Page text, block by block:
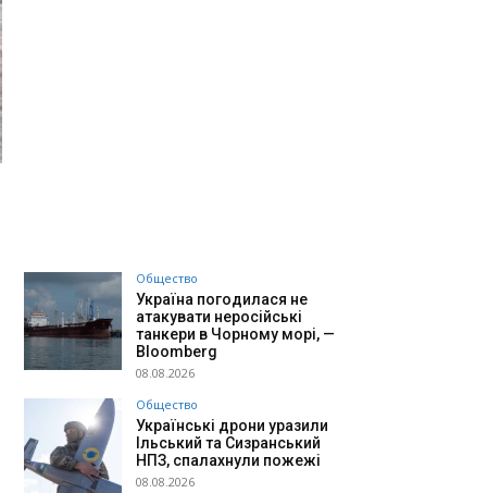
Общество
Україна погодилася не
атакувати неросійські
танкери в Чорному морі, —
Bloomberg
08.08.2026
Общество
Українські дрони уразили
Ільський та Сизранський
НПЗ, спалахнули пожежі
08.08.2026